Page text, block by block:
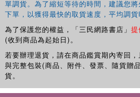
單調貨。為了縮短等待的時間，建議您
下單，以獲得最快的取貨速度，平均調貨
為了保護您的權益，「三民網路書店」
(收到商品為起始日)。
若要辦理退貨，請在商品鑑賞期內寄回
與完整包裝(商品、附件、發票、隨貨贈
貨。